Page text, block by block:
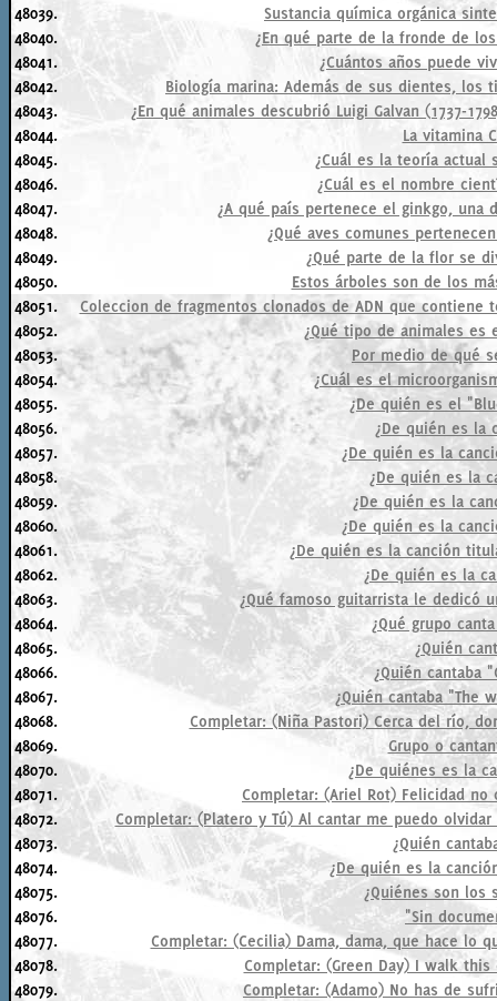
48039.
Sustancia química orgánica
48040.
¿En qué parte de la fronde de
48041.
¿Cuántos años puede
48042.
Biología marina: Además de sus dientes, los
48043.
¿En qué animales descubrió Luigi Galvan (1737-
48044.
La vitamina
48045.
¿Cuál es la teoría actual
48046.
¿Cuál es el nombre
48047.
¿A qué país pertenece el ginkgo, una
48048.
¿Qué aves comunes
48049.
¿Qué parte de la flor se
48050.
Estos árboles son de los
48051.
Coleccion de fragmentos clonados de ADN que
48052.
¿Qué tipo de animales es
48053.
Por medio de qué
48054.
¿Cuál es el
48055.
¿De quién es el
48056.
¿De quién es la
48057.
¿De quién es la
48058.
¿De quién es la
48059.
¿De quién es la
48060.
¿De quién es la
48061.
¿De quién es la canción
48062.
¿De quién es la
48063.
¿Qué famoso guitarrista le dedicó
48064.
¿Qué grupo
48065.
¿Quién
48066.
¿Quién cantaba
48067.
¿Quién cantaba "The
48068.
Completar: (Niña Pastori) Cerca del río,
48069.
Grupo o
48070.
¿De quiénes es la
48071.
Completar: (Ariel Rot) Felicidad
48072.
Completar: (Platero y Tú) Al cantar me puedo
48073.
¿Quién
48074.
¿De quién es la
48075.
¿Quiénes son los
48076.
"Sin
48077.
Completar: (Cecilia) Dama, dama, que hace lo
48078.
Completar: (Green Day) I walk
48079.
Completar: (Adamo) No has de